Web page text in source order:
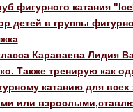
фигурного катания
детей в группы
Караваева Лидия
Также тренирую как
катанию для
или